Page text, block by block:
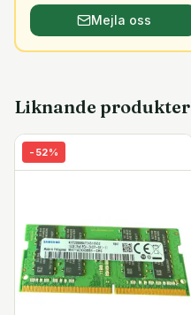
Mejla oss
Liknande produkter
- 52%